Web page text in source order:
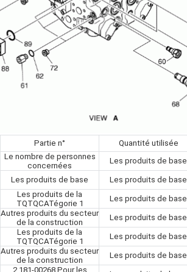
Partie n° Quantité utilisée
Le nombre de personnes
concernées
Les produits de base
Les produits de base Les produits de base
Les produits de la
TQTQCATégorie 1
Les produits de base
Autres produits du secteur
de la construction
Les produits de base
Les produits de la
TQTQCATégorie 1
Les produits de base
Autres produits du secteur
de la construction
Les produits de base
2.181-00268 Pour les